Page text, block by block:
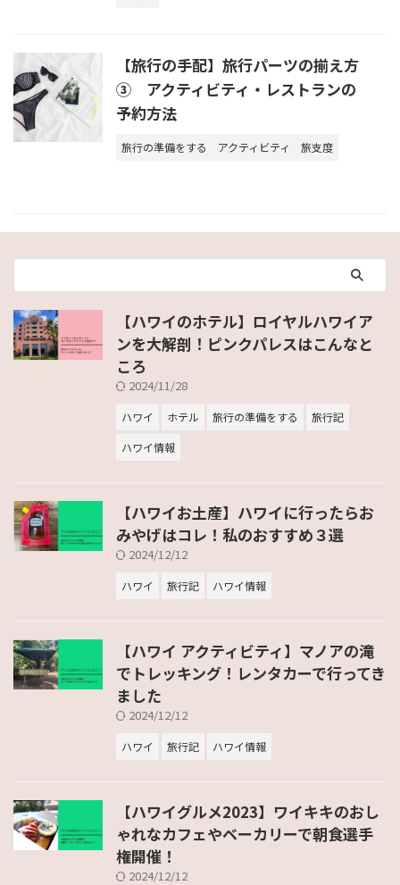
【旅行の手配】旅行パーツの揃え方
③ アクティビティ・レストランの
予約方法
旅行の準備をする アクティビティ 旅支度
【ハワイのホテル】ロイヤルハワイア
ンを大解剖！ピンクパレスはこんなと
ころ
2024/11/28
ハワイ ホテル 旅行の準備をする
旅行記
ハワイ情報
【ハワイお土産】ハワイに行ったらお
みやげはコレ！私のおすすめ３選
2024/12/12
ハワイ 旅行記 ハワイ情報
【ハワイ アクティビティ】マノアの滝
でトレッキング！レンタカーで行ってき
ました
2024/12/12
ハワイ 旅行記 ハワイ情報
【ハワイグルメ2023】ワイキキのおし
ゃれなカフェやベーカリーで朝食選手
権開催！
2024/12/12